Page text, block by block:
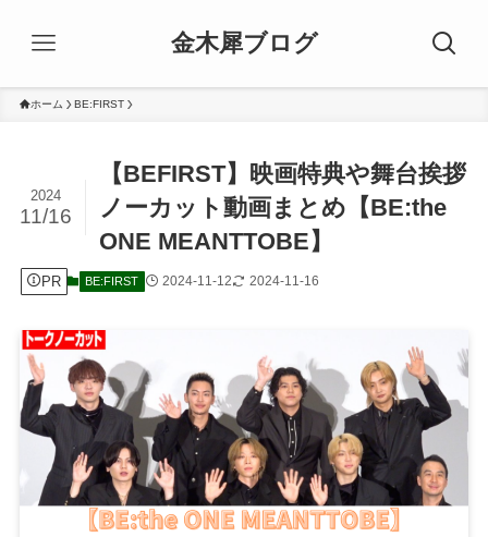
金木犀ブログ
ホーム BE:FIRST
【BEFIRST】映画特典や舞台挨拶
ノーカット動画まとめ【BE:the
ONE MEANTTOBE】
2024
11/16
PR BE:FIRST 2024-11-12 2024-11-16